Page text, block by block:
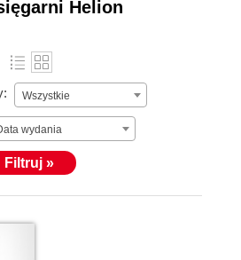
Helion
Wszystkie
wydania
Filtruj »